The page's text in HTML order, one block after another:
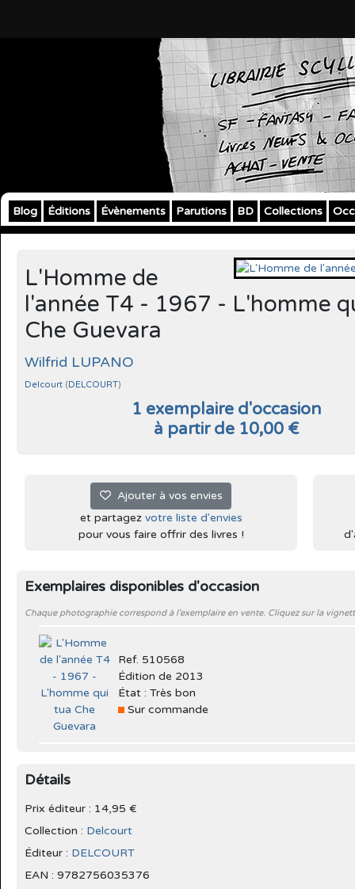
Blog Éditions Évènements Parutions BD Collections
L'Homme de
l'année T4 - 1967 - L'homme
Che Guevara
Wilfrid LUPANO
Delcourt (DELCOURT)
1 exemplaire d'occasion
à partir de 10,00 €
Ajouter à vos envies
et partagez votre liste d'envies
pour vous faire offrir des livres !
Exemplaires disponibles d'occasion
Chaque photographie correspond à l'exemplaire en vente. Cliquez sur la
Ref. 510568
Édition de 2013
État : Très bon
Sur commande
Détails
Prix éditeur : 14,95 €
Collection : Delcourt
Éditeur : DELCOURT
EAN : 9782756035376